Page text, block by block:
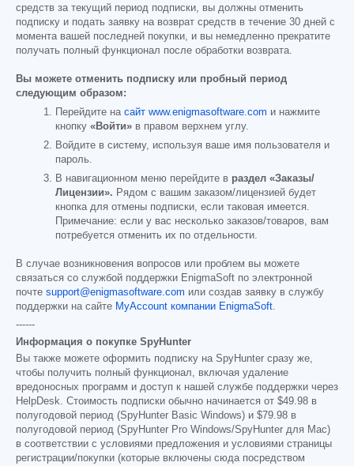
средств за текущий период подписки, вы должны отменить
подписку и подать заявку на возврат средств в течение 30 дней с
момента вашей последней покупки, и вы немедленно прекратите
получать полный функционал после обработки возврата.
Вы можете отменить подписку или пробный период
следующим образом:
Перейдите на сайт www.enigmasoftware.com и нажмите
кнопку «Войти» в правом верхнем углу.
Войдите в систему, используя ваше имя пользователя и
пароль.
В навигационном меню перейдите в раздел «Заказы/
Лицензии». Рядом с вашим заказом/лицензией будет
кнопка для отмены подписки, если таковая имеется.
Примечание: если у вас несколько заказов/товаров, вам
потребуется отменить их по отдельности.
В случае возникновения вопросов или проблем вы можете
связаться со службой поддержки EnigmaSoft по электронной
почте support@enigmasoftware.com или создав заявку в службу
поддержки на сайте MyAccount компании EnigmaSoft.
------
Информация о покупке SpyHunter
Вы также можете оформить подписку на SpyHunter сразу же,
чтобы получить полный функционал, включая удаление
вредоносных программ и доступ к нашей службе поддержки через
HelpDesk. Стоимость подписки обычно начинается от $49.98 в
полугодовой период (SpyHunter Basic Windows) и $79.98 в
полугодовой период (SpyHunter Pro Windows/SpyHunter для Mac)
в соответствии с условиями предложения и условиями страницы
регистрации/покупки (которые включены сюда посредством